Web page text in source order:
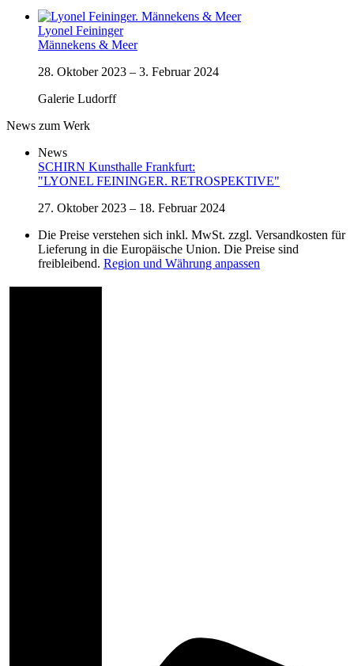
Lyonel Feininger
Männekens & Meer
28. Oktober 2023 – 3. Februar 2024
Galerie Ludorff
News zum Werk
News
SCHIRN Kunsthalle Frankfurt:
"LYONEL FEININGER. RETROSPEKTIVE"
27. Oktober 2023 – 18. Februar 2024
Die Preise verstehen sich inkl. MwSt. zzgl. Versandkosten für
Lieferung in die Europäische Union. Die Preise sind
freibleibend. Region und Währung anpassen